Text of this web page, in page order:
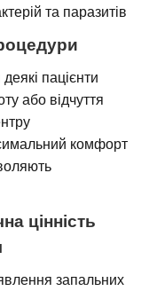
та паразитів
пацієнти
або відчуття
комфорт
цінність
запальних